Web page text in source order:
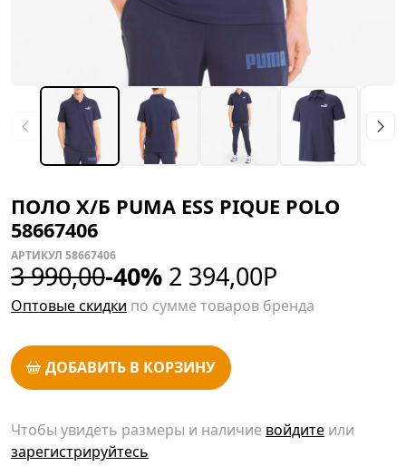
ПОЛО Х/Б PUMA ESS PIQUE POLO
58667406
АРТИКУЛ 58667406
3 990,00-40% 2 394,00Р
Оптовые скидки по сумме товаров бренда
ДОБАВИТЬ В КОРЗИНУ
Чтобы увидеть размеры и наличие войдите или
зарегистрируйтесь